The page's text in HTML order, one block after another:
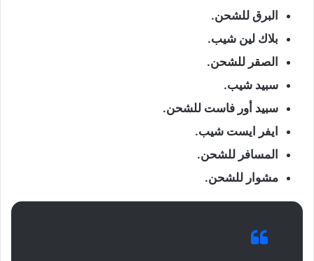
البرق للشحن.
بلاك لين شيب.
الصقر للشحن.
سبيد شيب.
سبيد أور فاست للشحن.
ايفر ايست شيب.
المسافر للشحن.
مشوار للشحن.